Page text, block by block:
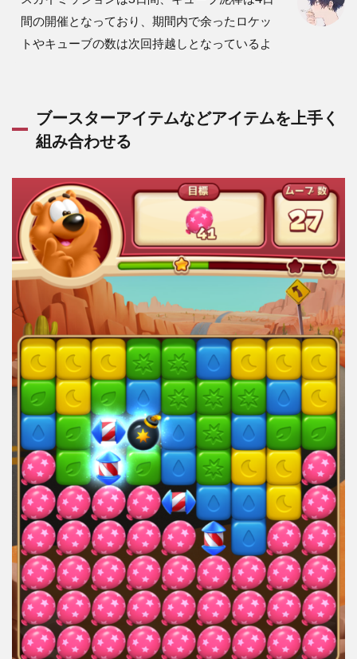
間の開催となっており、期間内で余ったロケッ
トやキューブの数は次回持越しとなっているよ
ブースターアイテムなどアイテムを上手く
組み合わせる